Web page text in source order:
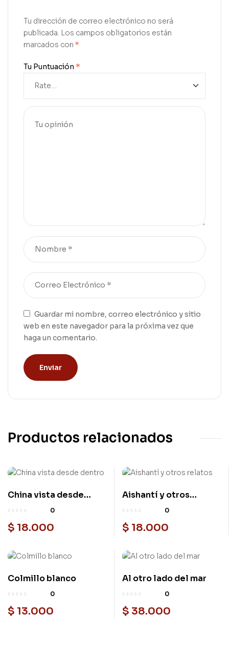
Tu dirección de correo electrónico no será
publicada. Los campos obligatorios están
marcados con *
Tu Puntuación *
Guardar mi nombre, correo electrónico y sitio
web en este navegador para la próxima vez que
haga un comentario.
Productos relacionados
China vista desde
dentro
0
$ 18.000
Aishantí y otros
relatos
0
$ 18.000
Colmillo blanco
0
$ 13.000
Al otro lado del mar
0
$ 38.000